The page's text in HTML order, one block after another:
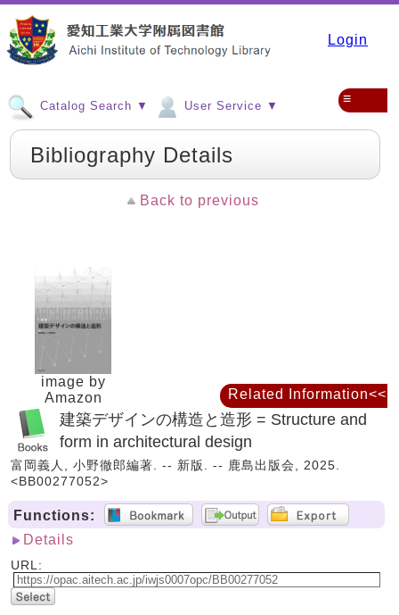
Login
Catalog Search ▼ User Service ▼ ≡
Bibliography Details
Back to previous
image by
Amazon
建築デザインの構造と造形 = Structure and
form in architectural design
富岡義人, 小野徹郎編著. -- 新版. -- 鹿島出版会, 2025.
<BB00277052>
Functions:
Details
URL:
Related Information<<